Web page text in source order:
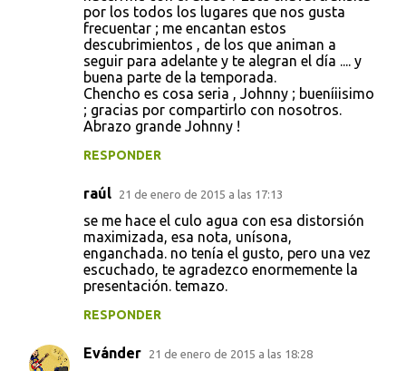
por los todos los lugares que nos gusta
frecuentar ; me encantan estos
descubrimientos , de los que animan a
seguir para adelante y te alegran el día .... y
buena parte de la temporada.
Chencho es cosa seria , Johnny ; bueníiisimo
; gracias por compartirlo con nosotros.
Abrazo grande Johnny !
RESPONDER
raúl 21 de enero de 2015 a las 17:13
se me hace el culo agua con esa distorsión
maximizada, esa nota, unísona,
enganchada. no tenía el gusto, pero una vez
escuchado, te agradezco enormemente la
presentación. temazo.
RESPONDER
Evánder 21 de enero de 2015 a las 18:28